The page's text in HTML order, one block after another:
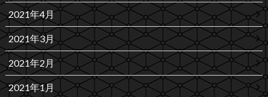
2021年4月
2021年3月
2021年2月
2021年1月